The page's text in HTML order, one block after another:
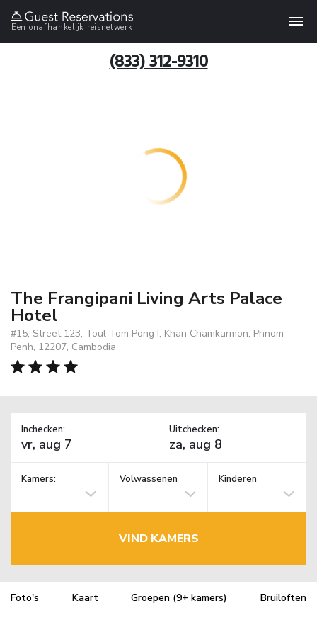
Een onafhankelijk reisnetwerk
(833) 312-9310
The Frangipani Living Arts Palace
Hotel
#15, Street 123, Toul Tom Pong I, Khan Chamkarmon, Phnom
Penh, 12207, Cambodia
Inchecken: Uitchecken:
Kamers: Volwassenen Kinderen
VIND KAMERS
Foto's Kaart Groepen (9+ kamers) Bruiloften